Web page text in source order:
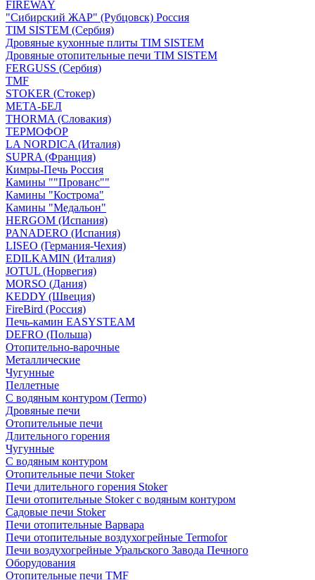
FIREWAY
"Сибирский ЖАР" (Рубцовск) Россия
TIM SISTEM (Сербия)
Дровяные кухонные плиты TIM SISTEM
Дровяные отопительные печи TIM SISTEM
FERGUSS (Сербия)
TMF
STOKER (Стокер)
МЕТА-БЕЛ
THORMA (Словакия)
ТЕРМОФОР
LA NORDICA (Италия)
SUPRA (Франция)
Кимры-Печь Россия
Камины ""Прованс""
Камины "Кострома"
Камины "Медальон"
HERGOM (Испания)
PANADERO (Испания)
LISEO (Германия-Чехия)
EDILKAMIN (Италия)
JOTUL (Норвегия)
MORSO (Дания)
KEDDY (Швеция)
FireBird (Россия)
Печь-камин EASYSTEAM
DEFRO (Польша)
Отопительно-варочные
Металлические
Чугунные
Пеллетные
С водяным контуром (Termo)
Дровяные печи
Отопительные печи
Длительного горения
Чугунные
C водяным контуром
Отопительные печи Stoker
Печи длительного горения Stoker
Печи отопительные Stoker с водяным контуром
Садовые печи Stoker
Печи отопительные Варвара
Печи отопительные воздухогрейные Termofor
Печи воздухогрейные Уральского Завода Печного
Оборудования
Отопительные печи TMF